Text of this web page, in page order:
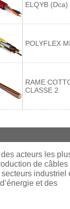
ELQYB (Dca)
POLYFLEX
RAME
CLASSE 2
acteurs les
de câbles
industriel
et des